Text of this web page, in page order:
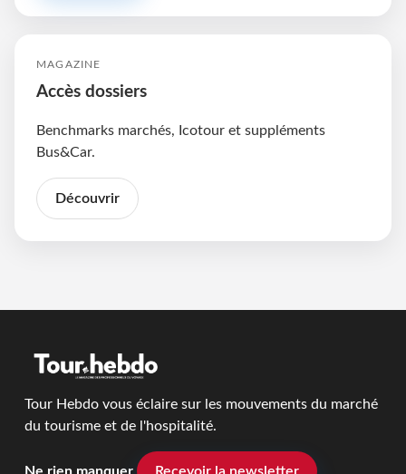
MAGAZINE
Accès dossiers
Benchmarks marchés, Icotour et suppléments
Bus&Car.
Découvrir
Tour Hebdo vous éclaire sur les mouvements du marché
du tourisme et de l'hospitalité.